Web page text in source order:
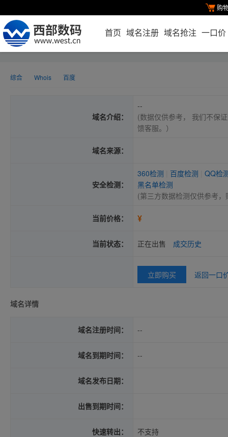
购
首页 域名注册 域名抢注 一口价
综合 Whois 百度
域名介绍：
--
(数据仅供参考， 我们不保
馈客服。）
域名来源：
安全检测：
360检测 百度检测
QQ检
黑名单检测
(第三方数据检测仅供参考
当前价格： ¥
当前状态： 正在出售 成交历史
立即购买 返回一口
域名详情
域名注册时间： --
域名到期时间： --
域名发布日期：
出售到期时间：
快速转出： 不支持